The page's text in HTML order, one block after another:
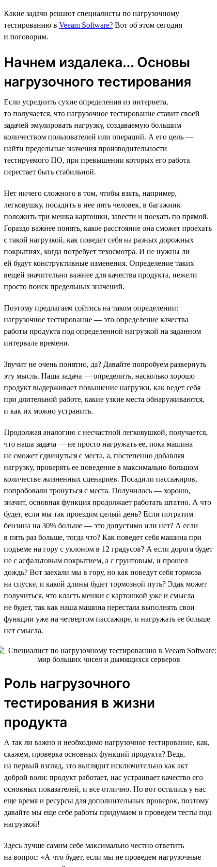
Какие задачи решают специалисты по нагрузочному
тестированию в Veeam Software? Вот об этом сегодня
и поговорим.
Начнем издалека... Основы
нагрузочного тестирования
Если усреднить сухие определения из интернета,
то получается, что нагрузочное тестирование ставит своей
задачей эмулировать нагрузку, создаваемую большим
количеством пользователей или операций. А его цель —
найти предельные значения производительности
тестируемого ПО, при превышении которых его работа
перестает быть стабильной.
Нет ничего сложного в том, чтобы взять, например,
легковушку, посадить в нее пять человек, в багажник
положить три мешка картошки, завести и поехать по прямой.
Гораздо важнее понять, какое расстояние она сможет проехать
с такой нагрузкой, как поведет себя на разных дорожных
покрытиях, когда потребует техосмотра. И не нужны ли
ей будут конструктивные изменения. Определение таких
вещей значительно важнее для качества продукта, нежели
просто поиск предельных значений.
Поэтому предлагаем сойтись на таком определении:
нагрузочное тестирование — это определение качества
работы продукта под определенной нагрузкой на заданном
интервале времени.
Звучит не очень понятно, да? Давайте попробуем развернуть
эту мысль. Наша задача — определить, насколько хорошо
продукт выдерживает повышение нагрузки, как ведет себя
при длительной работе, какие узкие места обнаруживаются,
и как их можно устранить.
Продолжая аналогию с несчастной легковушкой, получается,
что наша задача — не просто нагружать ее, пока машина
не сможет сдвинуться с места, а, постепенно добавляя
нагрузку, проверять ее поведение в максимально большом
количестве жизненных сценариев. Посадили пассажиров,
попробовали тронуться с места. Получилось — хорошо,
значит, основная функция продолжает работать штатно. А что
будет, если мы так проездим целый день? Если потратим
бензина на 30% больше — это допустимо или нет? А если
в пять раз больше, тогда что? Как поведет себя машина при
подъеме на гору с уклоном в 12 градусов? А если дорога будет
не с асфальтовым покрытием, а с грунтовым, и прошел
дождь? Вот заехали мы в гору, но как поведут себя тормоза
на спуске, и какой длины будет тормозной путь? Эдак может
получиться, что класть мешки с картошкой уже и смысла
не будет, так как наша машина перестала выполнять свои
функции уже на четвертом пассажире, и нагружать ее больше
нет смысла.
Роль нагрузочного
тестирования в жизни
продукта
А так ли важно и необходимо нагрузочное тестирование, как,
скажем, проверка основных функций продукта? Ведь,
на первый взгляд, это выглядит исключительно как акт
доброй воли: продукт работает, нас устраивает качество его
основных показателей, и все отлично. Но вот остались у нас
еще время и ресурсы для дополнительных проверок, поэтому
давайте мы еще себе работы придумаем и проведем тесты под
нагрузкой!
Здесь лучше самим себе максимально честно ответить
на вопрос: «А что будет, если мы не проведем нагрузочные